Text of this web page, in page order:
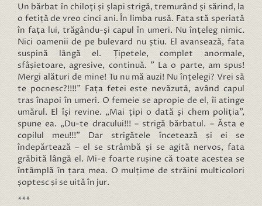
Un bărbat în chiloți și șlapi strigă, tremurând și sărind, la
o fetiță de vreo cinci ani. În limba rusă. Fata stă speriată
în fața lui, trăgându-și capul în umeri. Nu înțeleg nimic.
Nici oamenii de pe bulevard nu știu. El avansează, fata
suspină lângă el. Țipetele, complet anormale,
sfâșietoare, agresive, continuă. ” La o parte, am spus!
Mergi alături de mine! Tu nu mă auzi! Nu înțelegi? Vrei să
te pocnesc?!!!!” Fața fetei este nevăzută, având capul
tras înapoi în umeri. O femeie se apropie de el, îi atinge
umărul. El își revine. „Mai țipi o dată și chem poliția”,
spune ea. „Du-te dracului!!! – strigă bărbatul. – Ăsta e
copilul meu!!!” Dar strigătele încetează și ei se
îndepărtează – el se strâmbă și se agită nervos, fata
grăbită lângă el. Mi-e foarte rușine că toate acestea se
întâmplă în țara mea. O mulțime de străini multicolori
șoptesc și se uită în jur.
***